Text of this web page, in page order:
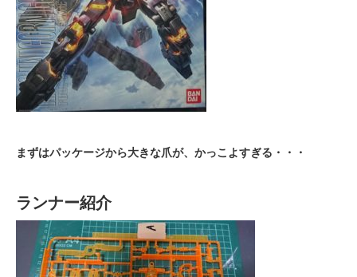
まずはパッケージから大きな爪が、かっこよすぎる・・・
ランナー紹介